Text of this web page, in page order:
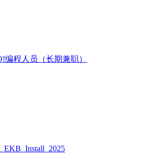
编程人员（长期兼职）